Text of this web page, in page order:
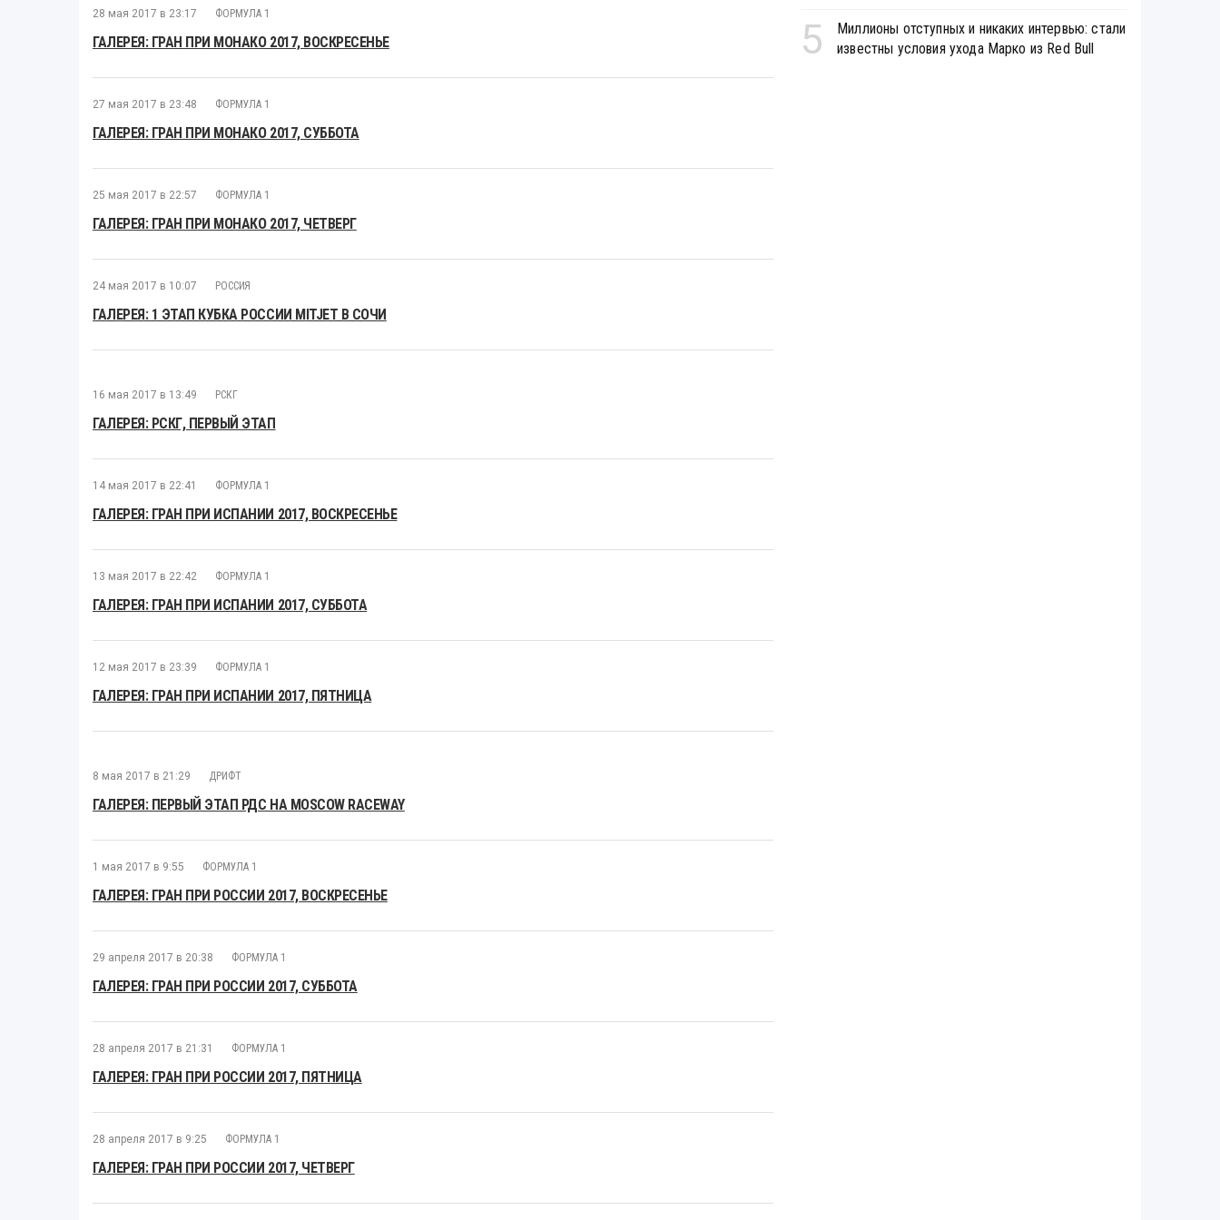
28 мая 2017 в 23:17 ФОРМУЛА 1
ГАЛЕРЕЯ: ГРАН ПРИ МОНАКО 2017, ВОСКРЕСЕНЬЕ
27 мая 2017 в 23:48 ФОРМУЛА 1
ГАЛЕРЕЯ: ГРАН ПРИ МОНАКО 2017, СУББОТА
25 мая 2017 в 22:57 ФОРМУЛА 1
ГАЛЕРЕЯ: ГРАН ПРИ МОНАКО 2017, ЧЕТВЕРГ
24 мая 2017 в 10:07 РОССИЯ
ГАЛЕРЕЯ: 1 ЭТАП КУБКА РОССИИ MITJET В СОЧИ
16 мая 2017 в 13:49 РСКГ
ГАЛЕРЕЯ: РСКГ, ПЕРВЫЙ ЭТАП
14 мая 2017 в 22:41 ФОРМУЛА 1
ГАЛЕРЕЯ: ГРАН ПРИ ИСПАНИИ 2017, ВОСКРЕСЕНЬЕ
13 мая 2017 в 22:42 ФОРМУЛА 1
ГАЛЕРЕЯ: ГРАН ПРИ ИСПАНИИ 2017, СУББОТА
12 мая 2017 в 23:39 ФОРМУЛА 1
ГАЛЕРЕЯ: ГРАН ПРИ ИСПАНИИ 2017, ПЯТНИЦА
8 мая 2017 в 21:29 ДРИФТ
ГАЛЕРЕЯ: ПЕРВЫЙ ЭТАП РДС НА MOSCOW RACEWAY
1 мая 2017 в 9:55 ФОРМУЛА 1
ГАЛЕРЕЯ: ГРАН ПРИ РОССИИ 2017, ВОСКРЕСЕНЬЕ
29 апреля 2017 в 20:38 ФОРМУЛА 1
ГАЛЕРЕЯ: ГРАН ПРИ РОССИИ 2017, СУББОТА
28 апреля 2017 в 21:31 ФОРМУЛА 1
ГАЛЕРЕЯ: ГРАН ПРИ РОССИИ 2017, ПЯТНИЦА
28 апреля 2017 в 9:25 ФОРМУЛА 1
ГАЛЕРЕЯ: ГРАН ПРИ РОССИИ 2017, ЧЕТВЕРГ
5
Миллионы отступных и никаких интервью: стали
известны условия ухода Марко из Red Bull